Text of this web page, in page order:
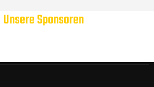
Unsere Sponsoren